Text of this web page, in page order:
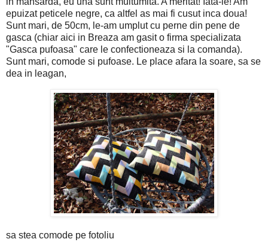
epuizat peticele negre, ca altfel as mai fi cusut inca doua!
Sunt mari, de 50cm, le-am umplut cu perne din pene de
gasca (chiar aici in Breaza am gasit o firma specializata
"Gasca pufoasa" care le confectioneaza si la comanda).
Sunt mari, comode si pufoase. Le place afara la soare, sa se
dea in leagan,
sa stea comode pe fotoliu